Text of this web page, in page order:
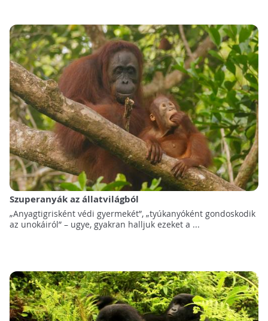
Szuperanyák az állatvilágból
„Anyagtigrisként védi gyermekét”, „tyúkanyóként gondoskodik
az unokáiról” – ugye, gyakran halljuk ezeket a ...